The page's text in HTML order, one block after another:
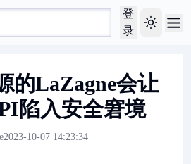
登
录
Toggle
的LaZagne会让
陷入安全窘境
2023-10-07 14:23:34